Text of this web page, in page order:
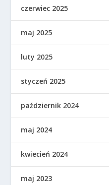
czerwiec 2025
maj 2025
luty 2025
styczeń 2025
październik 2024
maj 2024
kwiecień 2024
maj 2023